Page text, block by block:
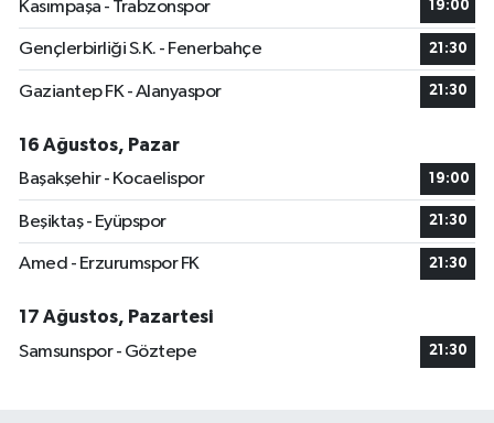
Kasımpaşa - Trabzonspor 19:00
Gençlerbirliği S.K. - Fenerbahçe 21:30
Gaziantep FK - Alanyaspor 21:30
16 Ağustos, Pazar
Başakşehir - Kocaelispor
19:00
Beşiktaş - Eyüpspor 21:30
Amed - Erzurumspor FK 21:30
17 Ağustos, Pazartesi
Samsunspor - Göztepe
21:30